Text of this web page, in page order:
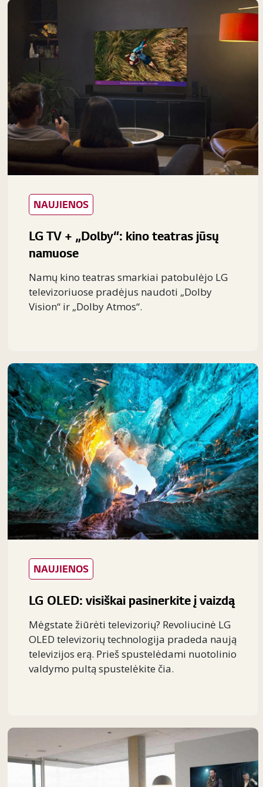
NAUJIENOS
LG TV + „Dolby“: kino teatras jūsų
namuose
Namų kino teatras smarkiai patobulėjo LG
televizoriuose pradėjus naudoti „Dolby
Vision“ ir „Dolby Atmos“.
NAUJIENOS
LG OLED: visiškai pasinerkite į vaizdą
Mėgstate žiūrėti televizorių? Revoliucinė LG
OLED televizorių technologija pradeda naują
televizijos erą. Prieš spustelėdami nuotolinio
valdymo pultą spustelėkite čia.